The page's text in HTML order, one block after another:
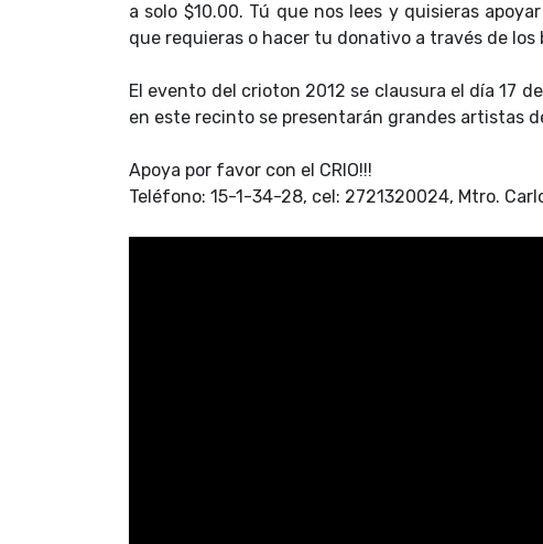
a solo $10.00. Tú que nos lees y quisieras
que requieras o hacer tu donativo a través de los
El evento del crioton 2012 se clausura el día 17
en este recinto se presentarán grandes artistas
Apoya por favor con el CRIO!!!
Teléfono: 15-1-34-28, cel: 2721320024, Mtro.